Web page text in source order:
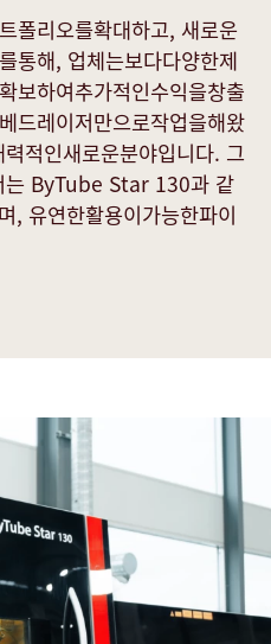
폴리오를확대하고, 새로운
통해, 업체는보다다양한제
보하여추가적인수익을창출
드레이저만으로작업을해왔
적인새로운분야입니다. 그
는 ByTube Star 130과 같
, 유연한활용이가능한파이